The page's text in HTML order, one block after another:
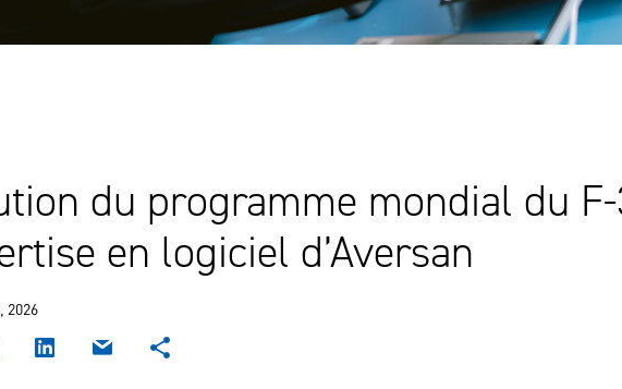
du programme mondial du
en logiciel d’Aversan
2026